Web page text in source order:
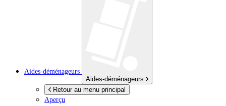
Aides-déménageurs
Aides-déménageurs
Retour au menu principal
Aperçu